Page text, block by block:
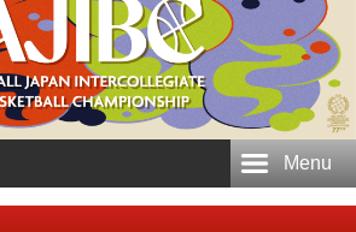
Menu